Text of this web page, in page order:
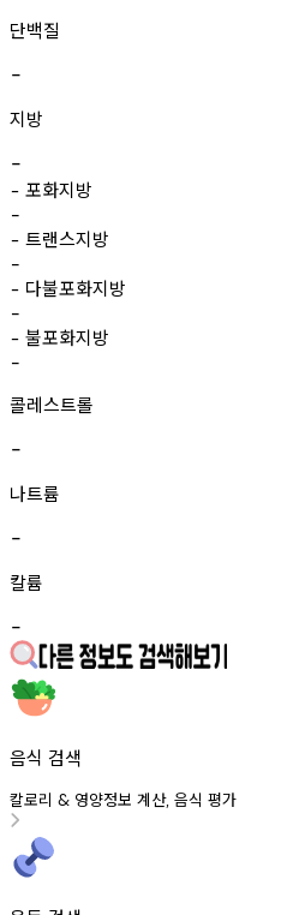
단백질
-
지방
-
- 포화지방
-
- 트랜스지방
-
- 다불포화지방
-
- 불포화지방
-
콜레스트롤
-
나트륨
-
칼륨
-
음식 검색
칼로리 & 영양정보 계산, 음식 평가